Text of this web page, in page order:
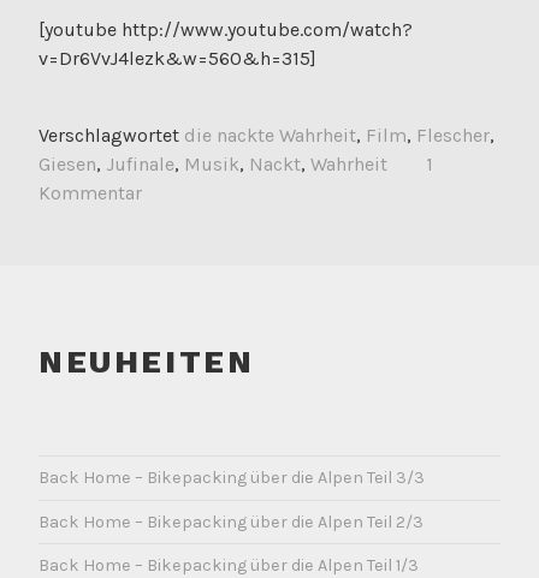
[youtube http://www.youtube.com/watch?
v=Dr6VvJ4lezk&w=560&h=315]
Verschlagwortet die nackte Wahrheit, Film, Flescher,
Giesen, Jufinale, Musik, Nackt, Wahrheit
1
Kommentar
NEUHEITEN
Back Home – Bikepacking über die Alpen Teil 3/3
Back Home – Bikepacking über die Alpen Teil 2/3
Back Home – Bikepacking über die Alpen Teil 1/3